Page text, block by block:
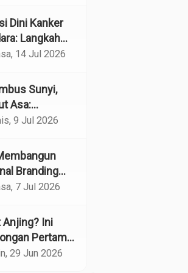
pada
melalui
dan
di UPTD
Usia Binjai
Dini Kanker
Langkah
yang
14 Jul 2026
Sunyi,
Asa:
Jantung
Khusus
9 Jul 2026
Branding
Dokter di Era
7 Jul 2026
Anjing? Ini
Pertama
dan Kapan
29 Jun 2026